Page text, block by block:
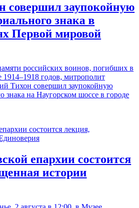
совершил заупокойную
знака в
Первой мировой
российских воинов, погибших в
годов, митрополит
Тихон совершил заупокойную
знака на Наугорском шоссе в городе
епархии состоится
истории